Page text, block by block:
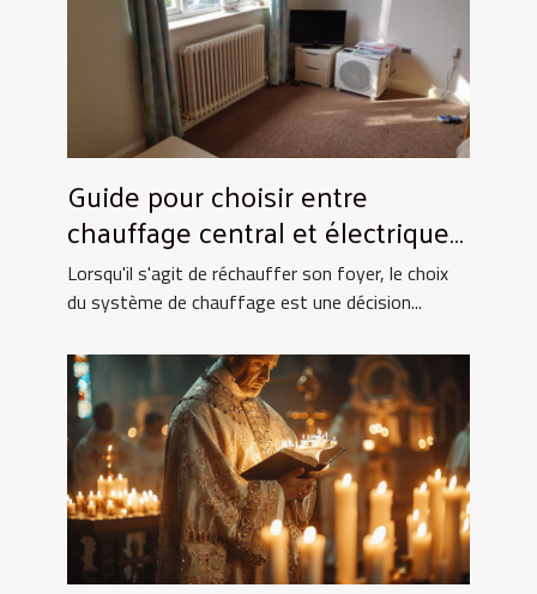
Guide pour choisir entre
chauffage central et électrique
pour la maison
Lorsqu'il s'agit de réchauffer son foyer, le choix
du système de chauffage est une décision...